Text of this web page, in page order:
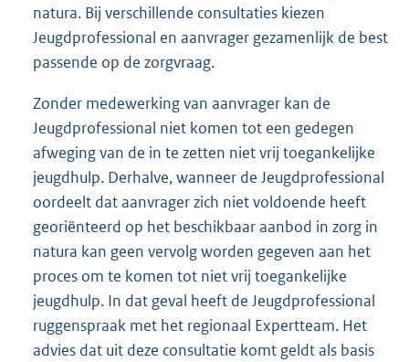
natura. Bij verschillende consultaties kiezen
Jeugdprofessional en aanvrager gezamenlijk de best
passende op de zorgvraag.
Zonder medewerking van aanvrager kan de
Jeugdprofessional niet komen tot een gedegen
afweging van de in te zetten niet vrij toegankelijke
jeugdhulp. Derhalve, wanneer de Jeugdprofessional
oordeelt dat aanvrager zich niet voldoende heeft
georiënteerd op het beschikbaar aanbod in zorg in
natura kan geen vervolg worden gegeven aan het
proces om te komen tot niet vrij toegankelijke
jeugdhulp. In dat geval heeft de Jeugdprofessional
ruggenspraak met het regionaal Expertteam. Het
advies dat uit deze consultatie komt geldt als basis